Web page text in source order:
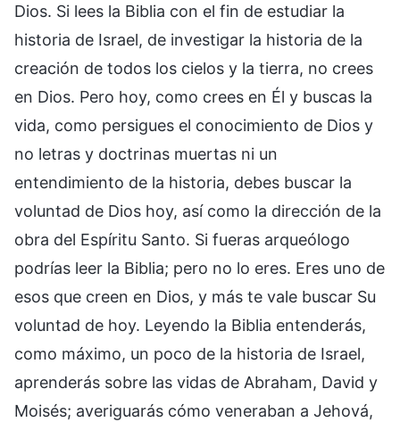
Dios. Si lees la Biblia con el fin de estudiar la
historia de Israel, de investigar la historia de la
creación de todos los cielos y la tierra, no crees
en Dios. Pero hoy, como crees en Él y buscas la
vida, como persigues el conocimiento de Dios y
no letras y doctrinas muertas ni un
entendimiento de la historia, debes buscar la
voluntad de Dios hoy, así como la dirección de la
obra del Espíritu Santo. Si fueras arqueólogo
podrías leer la Biblia; pero no lo eres. Eres uno de
esos que creen en Dios, y más te vale buscar Su
voluntad de hoy. Leyendo la Biblia entenderás,
como máximo, un poco de la historia de Israel,
aprenderás sobre las vidas de Abraham, David y
Moisés; averiguarás cómo veneraban a Jehová,